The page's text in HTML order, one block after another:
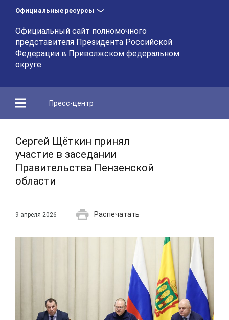
Официальные ресурсы
Официальный сайт полномочного
представителя Президента Российской
Федерации в Приволжском федеральном
округе
Пресс-центр
Сергей Щёткин принял
участие в заседании
Правительства Пензенской
области
9 апреля 2026 Распечатать